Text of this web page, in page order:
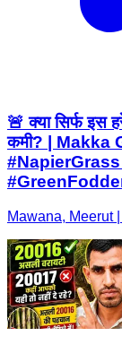
🚨 क्या सिर्फ इस
कमी? | Makka
Mawana, Meerut